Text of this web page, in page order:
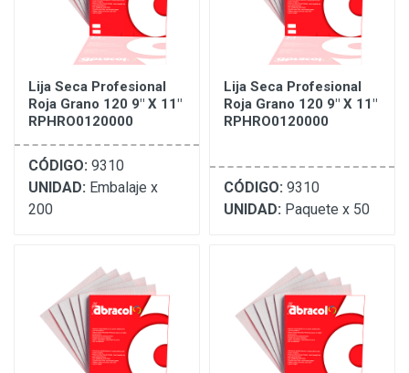
Lija Seca Profesional
Roja Grano 120 9" X 11"
RPHRO0120000
CÓDIGO: 9310
UNIDAD: Embalaje x
200
Lija Seca Profesional
Roja Grano 120 9" X 11"
RPHRO0120000
CÓDIGO: 9310
UNIDAD: Paquete x 50